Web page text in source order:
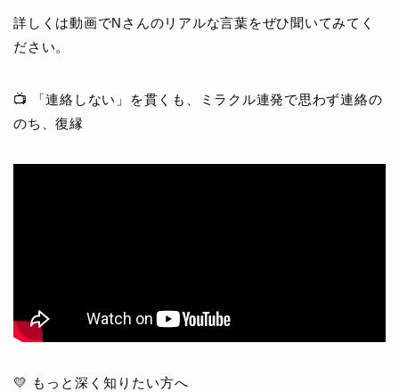
詳しくは動画でNさんのリアルな言葉をぜひ聞いてみてく
ださい。
📺 「連絡しない」を貫くも、ミラクル連発で思わず連絡の
のち、復縁
💛 もっと深く知りたい方へ